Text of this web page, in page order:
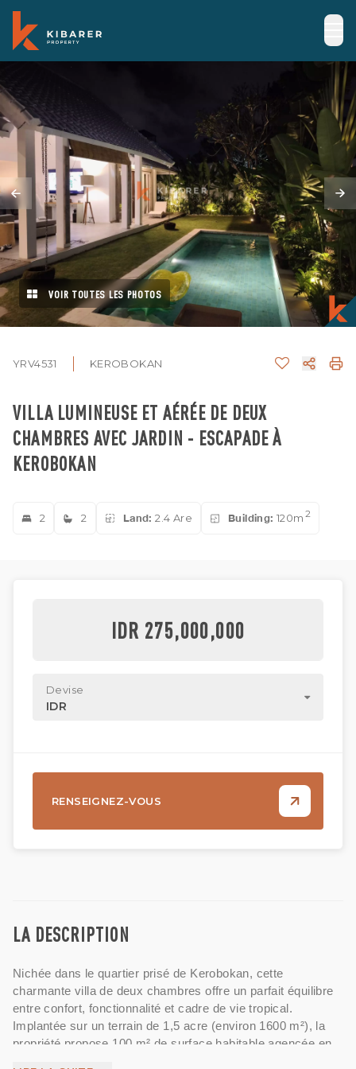
VOIR TOUTES LES PHOTOS
YRV4531 KEROBOKAN
VILLA LUMINEUSE ET AÉRÉE DE DEUX
CHAMBRES AVEC JARDIN - ESCAPADE À
KEROBOKAN
2 2 Land: 2.4 Are Building: 120m 2
LA DESCRIPTION
Nichée dans le quartier prisé de Kerobokan, cette
charmante villa de deux chambres offre un parfait équilibre
entre confort, fonctionnalité et cadre de vie tropical.
Implantée sur un terrain de 1,5 acre (environ 1600 m²), la
propriété propose 100 m² de surface habitable agencée en
IDR 275,000,000
Devise
IDR
RENSEIGNEZ-VOUS